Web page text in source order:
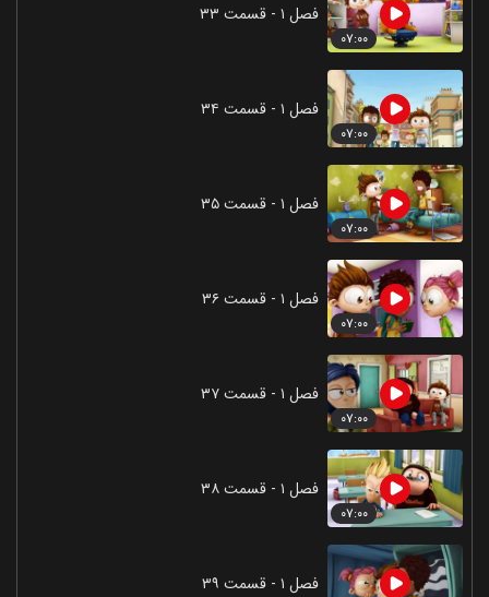
۰۷:۰۰
فصل ۱ - قسمت ۳۳
۰۷:۰۰
فصل ۱ - قسمت ۳۴
۰۷:۰۰
فصل ۱ - قسمت ۳۵
۰۷:۰۰
فصل ۱ - قسمت ۳۶
۰۷:۰۰
فصل ۱ - قسمت ۳۷
۰۷:۰۰
فصل ۱ - قسمت ۳۸
فصل ۱ - قسمت ۳۹